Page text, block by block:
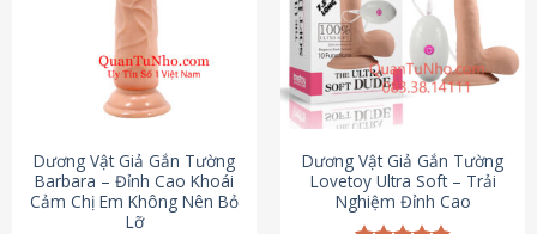
Dương Vật Giả Gắn Tường
Barbara – Đỉnh Cao Khoái
Cảm Chị Em Không Nên Bỏ
Lỡ
Dương Vật Giả Gắn Tường
Lovetoy Ultra Soft – Trải
Nghiệm Đỉnh Cao